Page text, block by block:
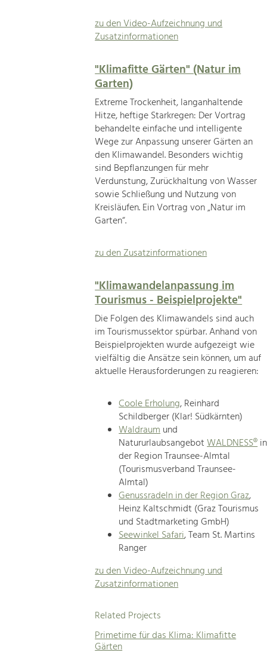
zu den Video-Aufzeichnung und
Zusatzinformationen
"Klimafitte Gärten" (Natur im
Garten)
Extreme Trockenheit, langanhaltende
Hitze, heftige Starkregen: Der Vortrag
behandelte einfache und intelligente
Wege zur Anpassung unserer Gärten an
den Klimawandel. Besonders wichtig
sind Bepflanzungen für mehr
Verdunstung, Zurückhaltung von Wasser
sowie Schließung und Nutzung von
Kreisläufen. Ein Vortrag von „Natur im
Garten“.
zu den Zusatzinformationen
"Klimawandelanpassung im
Tourismus - Beispielprojekte"
Die Folgen des Klimawandels sind auch
im Tourismussektor spürbar. Anhand von
Beispielprojekten wurde aufgezeigt wie
vielfältig die Ansätze sein können, um auf
aktuelle Herausforderungen zu reagieren:
Coole Erholung, Reinhard
Schildberger (Klar! Südkärnten)
Waldraumund
NatururlaubsangebotWALDNESS®in
der Region Traunsee-Almtal
(Tourismusverband Traunsee-
Almtal)
Genussradeln in der Region Graz,
Heinz Kaltschmidt (Graz Tourismus
und Stadtmarketing GmbH)
Seewinkel Safari, Team St. Martins
Ranger
zu den Video-Aufzeichnung und
Zusatzinformationen
Related Projects
Primetime für das Klima: Klimafitte
Gärten